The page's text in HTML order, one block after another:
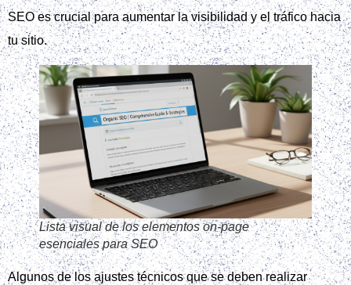
SEO es crucial para aumentar la visibilidad y el tráfico hacia
tu sitio.
Lista visual de los elementos on‑page
esenciales para SEO
Algunos de los ajustes técnicos que se deben realizar